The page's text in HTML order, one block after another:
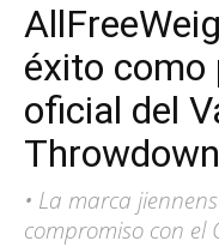
éxito como
oficial del
• La marca
compromiso con el